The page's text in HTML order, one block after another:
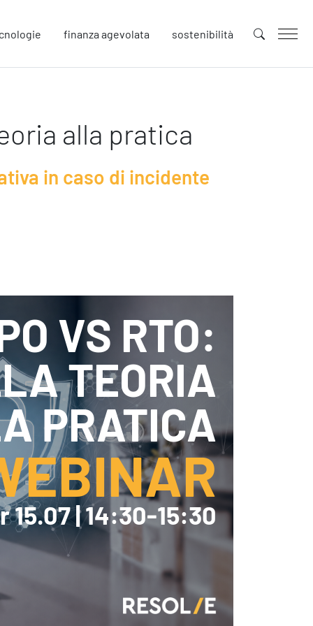
finanza agevolata sostenibilità
Design
sul Lavoro
Alimentare
Security
alla pratica
in caso di incidente
VS RTO:
TEORIA
PRATICA
15.07 | 14:30-15:30